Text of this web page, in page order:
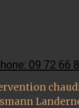
09 72 66